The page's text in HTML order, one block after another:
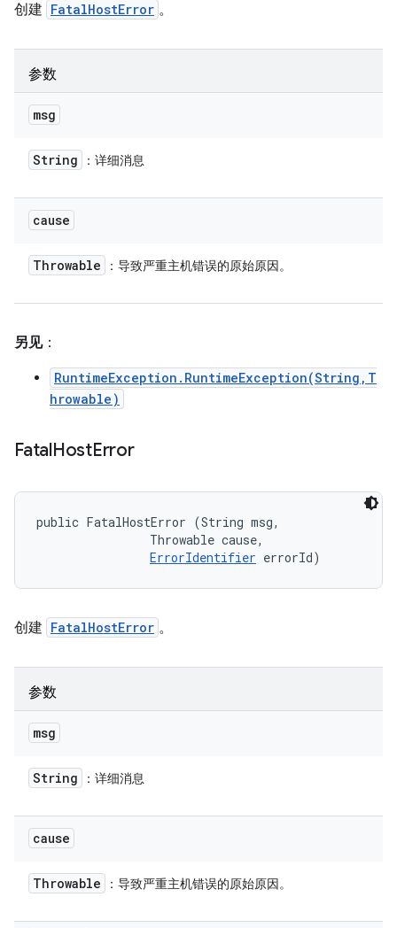
创建 FatalHostError 。
参数
msg
String ：详细消息
cause
Throwable ：导致严重主机错误的原始原因。
另见：
RuntimeException.RuntimeException(String,T
hrowable)
FatalHostError
public FatalHostError (String msg,
                Throwable cause,
ErrorIdentifier errorId)
创建 FatalHostError 。
参数
msg
String ：详细消息
cause
Throwable ：导致严重主机错误的原始原因。